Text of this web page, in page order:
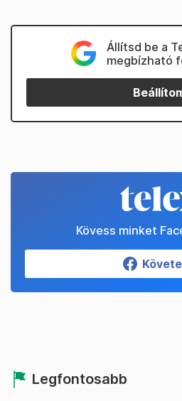
Állítsd be a
megbízható
Kövess minket
Legfontosabb